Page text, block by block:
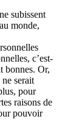
subissent
monde,
c’est-
bonnes. Or,
serait
pour
raisons de
pouvoir